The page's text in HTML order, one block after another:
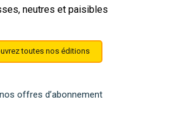
neutres et paisibles
toutes nos éditions
offres d’abonnement